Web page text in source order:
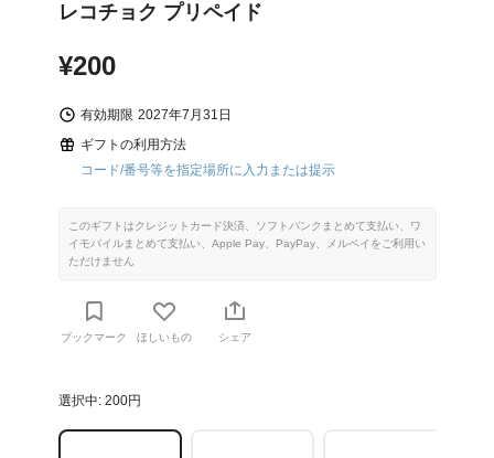
レコチョク プリペイド
¥200
有効期限 2027年7月31日
ギフトの利用方法
コード/番号等を指定場所に入力または提示
このギフトはクレジットカード決済、ソフトバンクまとめて支払い、ワ
イモバイルまとめて支払い、Apple Pay、PayPay、メルペイをご利用い
ただけません
ブックマーク ほしいもの シェア
選択中: 200円